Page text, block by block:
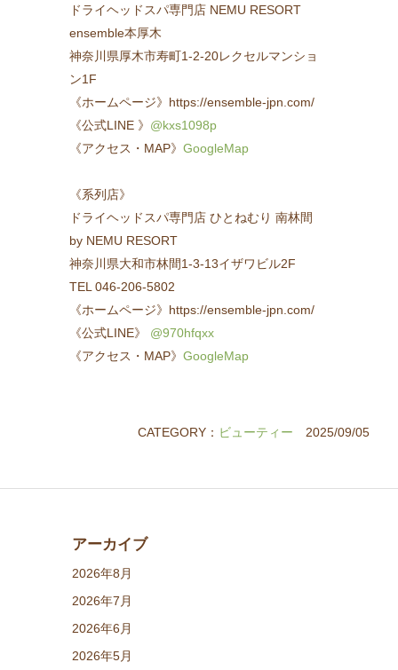
ドライヘッドスパ専門店 NEMU RESORT
ensemble本厚木
神奈川県厚木市寿町1-2-20レクセルマンショ
ン1F
《ホームページ》https://ensemble-jpn.com/
《公式LINE 》 @kxs1098p
《アクセス・MAP》GoogleMap
《系列店》
ドライヘッドスパ専門店 ひとねむり 南林間
by NEMU RESORT
神奈川県大和市林間1-3-13イザワビル2F
TEL 046-206-5802
《ホームページ》https://ensemble-jpn.com/
《公式LINE》 @970hfqxx
《アクセス・MAP》GoogleMap
CATEGORY： ビューティー 2025/09/05
アーカイブ
2026年8月
2026年7月
2026年6月
2026年5月